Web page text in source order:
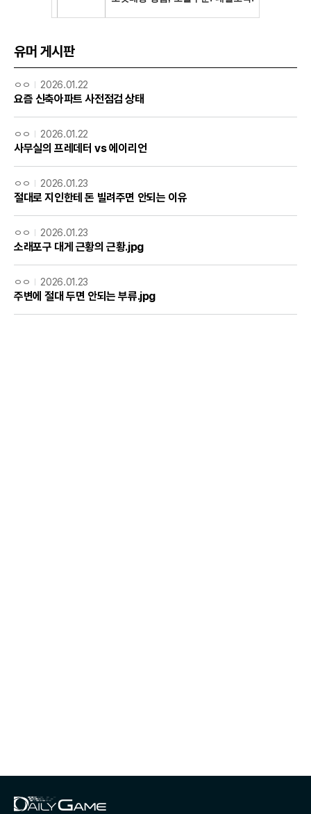
유머 게시판
ㅇㅇ 2026.01.22
요즘 신축아파트 사전점검 상태
ㅇㅇ 2026.01.22
사무실의 프레데터 vs 에이리언
ㅇㅇ 2026.01.23
절대로 지인한테 돈 빌려주면 안되는 이유
ㅇㅇ 2026.01.23
소래포구 대게 근황의 근황.jpg
ㅇㅇ 2026.01.23
주변에 절대 두면 안되는 부류.jpg